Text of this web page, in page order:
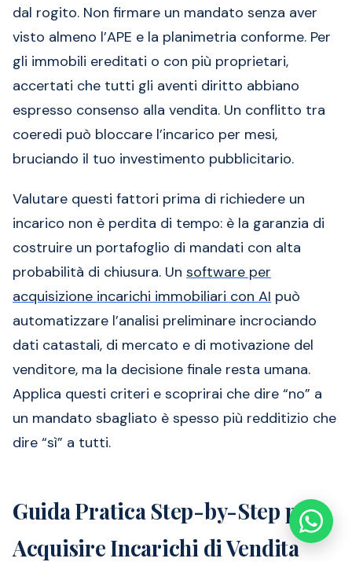
dal rogito. Non firmare un mandato senza aver
visto almeno l’APE e la planimetria conforme. Per
gli immobili ereditati o con più proprietari,
accertati che tutti gli aventi diritto abbiano
espresso consenso alla vendita. Un conflitto tra
coeredi può bloccare l’incarico per mesi,
bruciando il tuo investimento pubblicitario.
Valutare questi fattori prima di richiedere un
incarico non è perdita di tempo: è la garanzia di
costruire un portafoglio di mandati con alta
probabilità di chiusura. Un software per
acquisizione incarichi immobiliari con AI può
automatizzare l’analisi preliminare incrociando
dati catastali, di mercato e di motivazione del
venditore, ma la decisione finale resta umana.
Applica questi criteri e scoprirai che dire “no” a
un mandato sbagliato è spesso più redditizio che
dire “sì” a tutti.
Guida Pratica Step-by-Step per
Acquisire Incarichi di Vendita